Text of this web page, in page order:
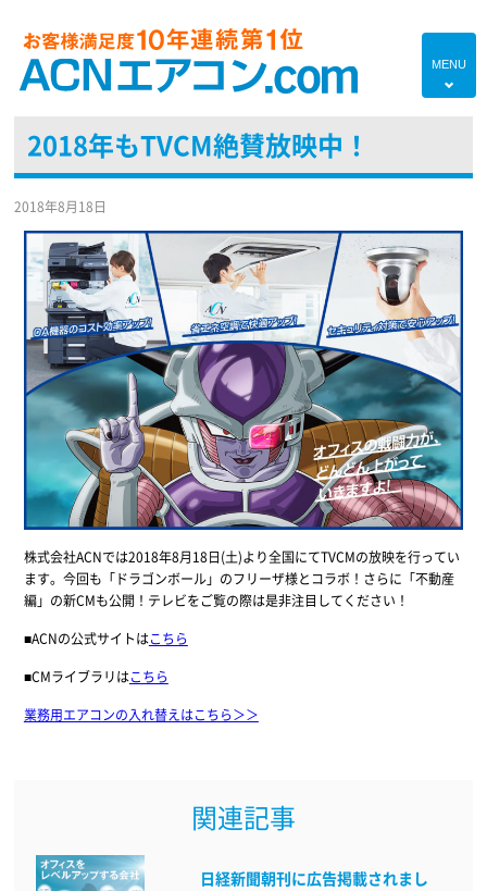
MENU
4
HOME
プランのご紹介
エアコン対応エリア
エアコンあれこれ
初めての方へ
エアコンブログ
よくあるご質問
現地調査・お見積り無料
2018年もTVCM絶賛放映中！
2018年8月18日
株式会社ACNでは2018年8月18日(土)より全国にてTVCMの放映を行ってい
ます。今回も「ドラゴンボール」のフリーザ様とコラボ！さらに「不動産
編」の新CMも公開！テレビをご覧の際は是非注目してください！
■ACNの公式サイトはこちら
■CMライブラリはこちら
業務用エアコンの入れ替えはこちら＞＞
関連記事
日経新聞朝刊に広告掲載されまし